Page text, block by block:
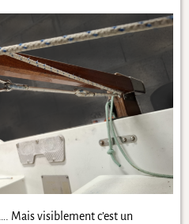
Mais visiblement c’est un